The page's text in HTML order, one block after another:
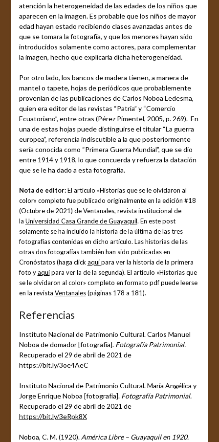
atención la heterogeneidad de las edades de los niños que
aparecen en la imagen. Es probable que los niños de mayor
edad hayan estado recibiendo clases avanzadas antes de
que se tomara la fotografía, y que los menores hayan sido
introducidos solamente como actores, para complementar
la imagen, hecho que explicaría dicha heterogeneidad.
Por otro lado, los bancos de madera tienen, a manera de
mantel o tapete, hojas de periódicos que probablemente
provenían de las publicaciones de Carlos Noboa Ledesma,
quien era editor de las revistas “Patria” y “Comercio
Ecuatoriano”, entre otras (Pérez Pimentel, 2005, p. 269). En
una de estas hojas puede distinguirse el titular “La guerra
europea”, referencia indiscutible a la que posteriormente
sería conocida como “Primera Guerra Mundial”, que se dio
entre 1914 y 1918, lo que concuerda y refuerza la datación
que se le ha dado a esta fotografía.
Nota de editor:El artículo «Historias que se le olvidaron al
color» completo fue publicado originalmente en la edición #18
(Octubre de 2021) de Ventanales, revista institucional de
la Universidad Casa Grande de Guayaquil. En este post
solamente se ha incluido la historia de la última de las tres
fotografías contenidas en dicho artículo. Las historias de las
otras dos fotografías también han sido publicadas en
Cronóstatos (haga click aquípara ver la historia de la primera
foto yaquípara ver la de la segunda). El artículo «Historias que
se le olvidaron al color» completo en formato pdf puede leerse
en la revista Ventanales(páginas 178 a 181).
Referencias
Instituto Nacional de Patrimonio Cultural. Carlos Manuel
Noboa de domador [fotografía]. Fotografía Patrimonial.
Recuperado el 29 de abril de 2021 de
https://bit.ly/3oe4AeC
Instituto Nacional de Patrimonio Cultural. María Angélica y
Jorge Enrique Noboa [fotografía]. Fotografía Patrimonial.
Recuperado el 29 de abril de 2021 de
https://bit.ly/3eRpk8X
Noboa, C. M. (1920). América Libre – Guayaquil en 1920.